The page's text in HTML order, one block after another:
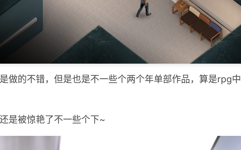
做的不错，但是也是不一些个两个年单部作品，算是rpg中
是被惊艳了不一些个下~